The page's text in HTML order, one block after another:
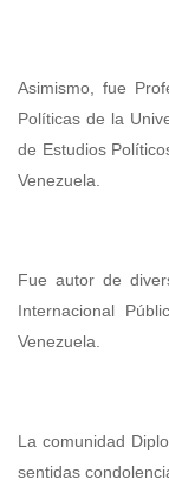
Asimismo, fue
Políticas de la
de Estudios
Venezuela.
Fue autor de
Internacional
Venezuela.
La comunidad
sentidas